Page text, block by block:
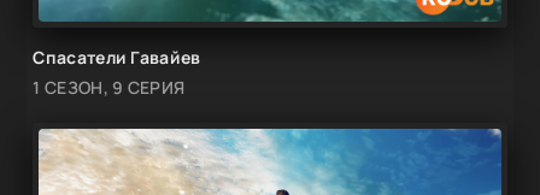
Спасатели Гавайев
1 СЕЗОН, 9 СЕРИЯ